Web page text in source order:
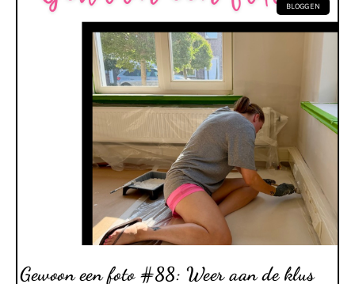
BLOGGEN
Gewoon een foto #88: Weer aan de klus